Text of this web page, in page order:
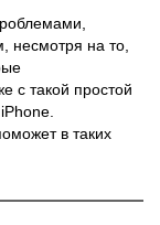
несмотря на то,
с такой простой
в таких